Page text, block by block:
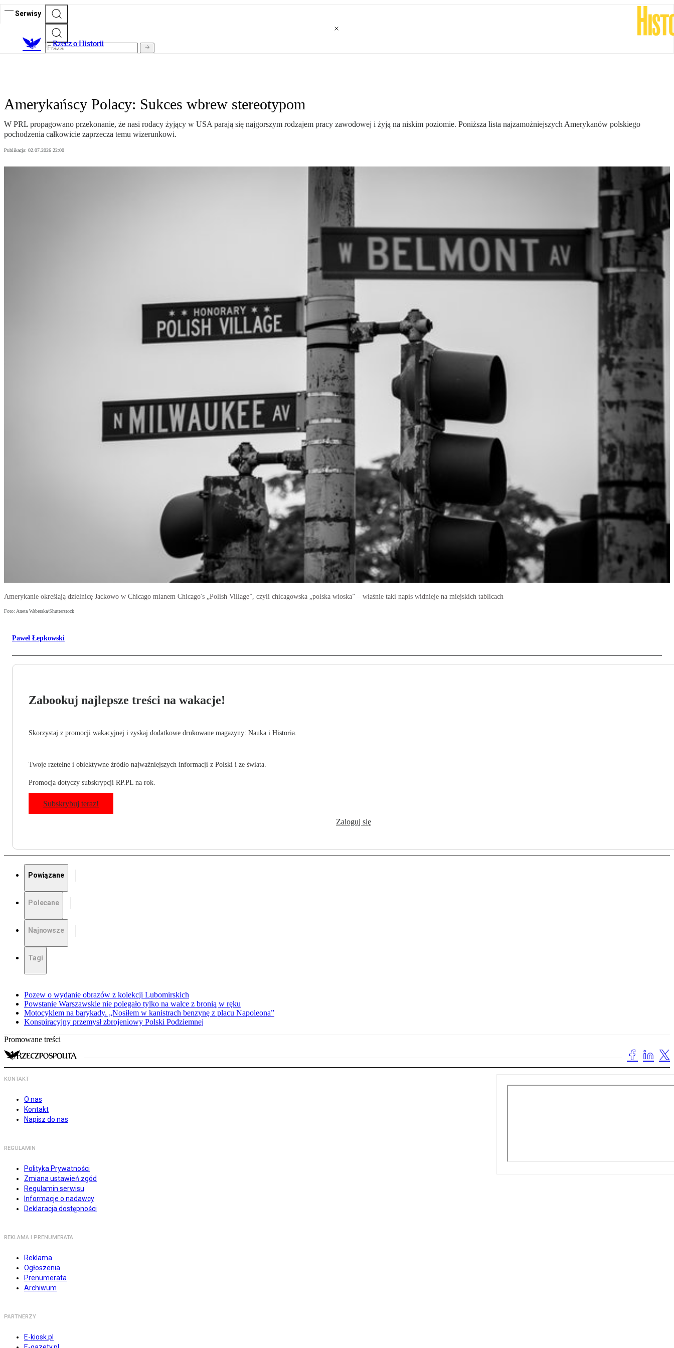
Serwisy
Rzecz o Historii
Amerykańscy Polacy: Sukces wbrew stereotypom
W PRL propagowano przekonanie, że nasi rodacy żyjący w USA parają się najgorszym rodzajem pracy zawodowej i żyją na niskim poziomie. Poniższa lista najzamożniejszych Amerykanów polskiego
pochodzenia całkowicie zaprzecza temu wizerunkowi.
Publikacja: 02.07.2026 22:00
Amerykanie określają dzielnicę Jackowo w Chicago mianem Chicago's „Polish Village”, czyli chicagowska „polska wioska” – właśnie taki napis widnieje na miejskich tablicach
Foto: Aneta Waberska/Shutterstock
Paweł Łepkowski
Zabookuj najlepsze treści na wakacje!
Skorzystaj z promocji wakacyjnej i zyskaj dodatkowe drukowane magazyny: Nauka i Historia.
Twoje rzetelne i obiektywne źródło najważniejszych informacji z Polski i ze świata.
Promocja dotyczy subskrypcji RP.PL na rok.
Subskrybuj teraz!
Zaloguj się
Powiązane
Polecane
Najnowsze
Tagi
Pozew o wydanie obrazów z kolekcji Lubomirskich
Powstanie Warszawskie nie polegało tylko na walce z bronią w ręku
Motocyklem na barykady. „Nosiłem w kanistrach benzynę z placu Napoleona”
Konspiracyjny przemysł zbrojeniowy Polski Podziemnej
Promowane treści
KONTAKT
O nas
Kontakt
Napisz do nas
REGULAMIN
Polityka Prywatności
Zmiana ustawień zgód
Regulamin serwisu
Informacje o nadawcy
Deklaracja dostępności
REKLAMA I PRENUMERATA
Reklama
Ogłoszenia
Prenumerata
Archiwum
PARTNERZY
E-kiosk.pl